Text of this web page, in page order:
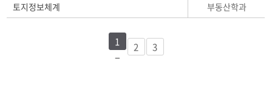
토지정보체계
부동산학과
1 2 3